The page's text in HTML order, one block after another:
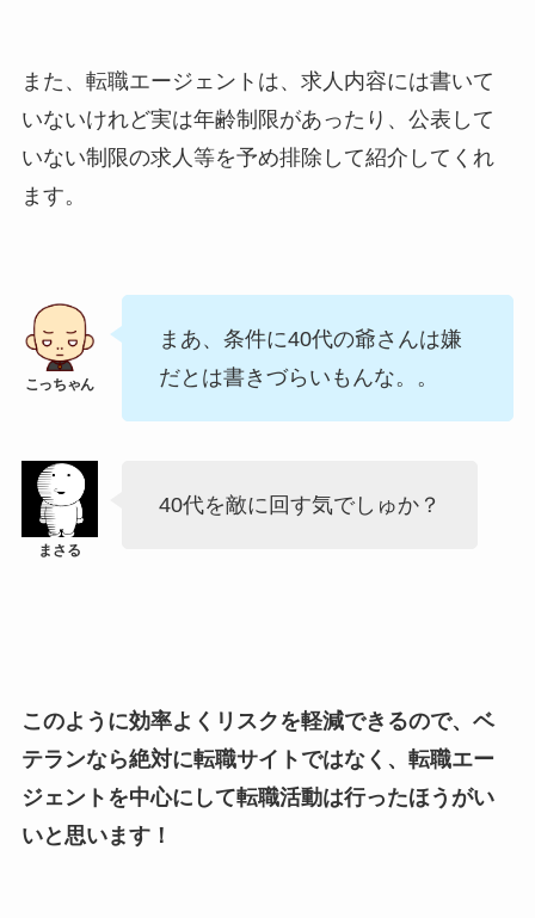
また、転職エージェントは、求人内容には書いて
いないけれど実は年齢制限があったり、公表して
いない制限の求人等を予め排除して紹介してくれ
ます。
まあ、条件に40代の爺さんは嫌
だとは書きづらいもんな。。
40代を敵に回す気でしゅか？
このように効率よくリスクを軽減できるので、ベ
テランなら絶対に転職サイトではなく、転職エー
ジェントを中心にして転職活動は行ったほうがい
いと思います！